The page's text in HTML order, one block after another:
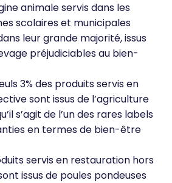
animale servis dans les
scolaires et municipales
leur grande majorité, issus
préjudiciables au bien-
3% des produits servis en
sont issus de l’agriculture
s’agit de l’un des rares labels
en termes de bien-être
servis en restauration hors
issus de poules pondeuses